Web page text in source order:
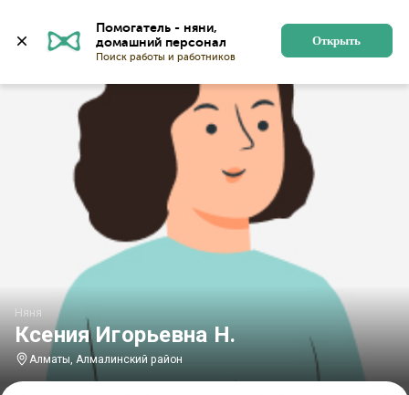
Помогатель - няни,
Поиск работы и работников
Открыть
Ксения Игорьевна Н.
Няня
Алматы, Алмалинский район